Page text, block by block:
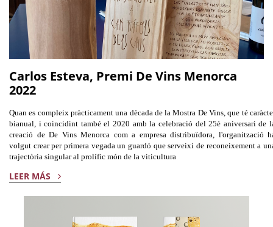
Carlos Esteva, Premi De Vins Menorca
2022
Quan es compleix pràcticament una dècada de la Mostra De Vins, que té
bianual, i coincidint també el 2020 amb la celebració del 25è aniversari de
creació de De Vins Menorca com a empresa distribuïdora, l'organització
volgut crear per primera vegada un guardó que serveixi de reconeixement a
trajectòria singular al prolífic món de la viticultura
LEER MÁS